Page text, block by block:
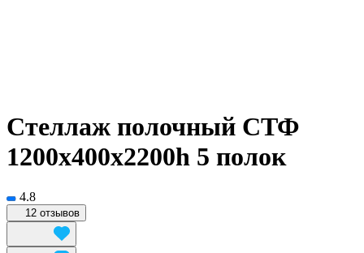
Стеллаж полочный СТФ
1200х400x2200h 5 полок
4.8
12 отзывов